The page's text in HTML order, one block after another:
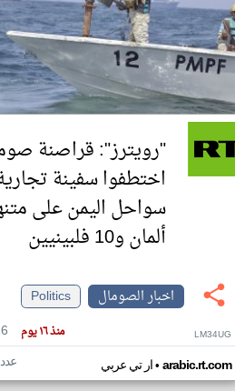
اخبار
أهم
"رويترز": قراصنة
اختطفوا سفينة
ألمان و10 فلبينيين
اخبار الصومال
Politics
منذ ١٦ يوم LM34UG
ار تي عربي• arabic.rt.com عدد